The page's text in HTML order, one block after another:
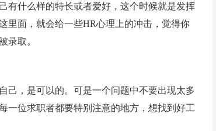
有什么样的特长或者爱好，这个时候就是发挥
里面，就会给一些HR心理上的冲击，觉得你
录取。
己，是可以的。可是一个问题中不要出现太多
一位求职者都要特别注意的地方，想找到好工